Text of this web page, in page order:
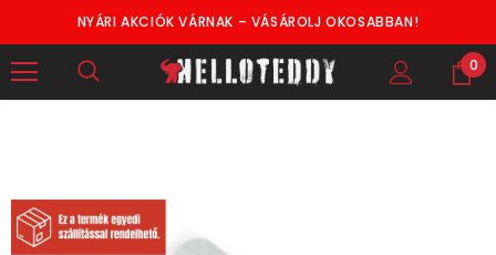
NYÁRI AKCIÓK VÁRNAK – VÁSÁROLJ OKOSABBAN!
0